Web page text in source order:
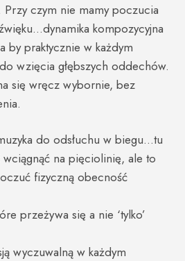
Przy czym nie mamy poczucia
kompozycyjna
by praktycznie w każdym
wzięcia głębszych oddechów.
się wręcz wybornie, bez
do odsłuchu w biegu…tu
na pięciolinię, ale to
fizyczną obecność
przeżywa się a nie ‘tylko’
wyczuwalną w każdym